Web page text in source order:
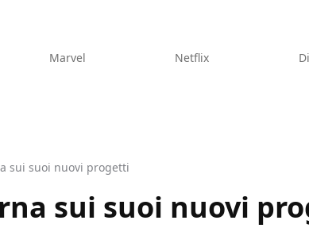
Marvel Netflix
sui suoi nuovi progetti
sui suoi nuovi